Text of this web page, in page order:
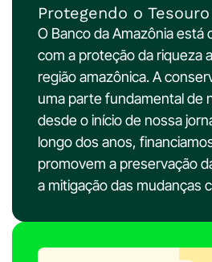
Protegendo o
O Banco da Amazônia está
com a proteção da riqueza
região amazônica. A
uma parte fundamental de
desde o início de nossa
longo dos anos,
promovem a preservação
a mitigação das mudanças